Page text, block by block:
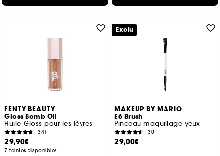
FENTY BEAUTY
Gloss Bomb Oil
Huile-Gloss pour les lèvres
341
29,90€
7 teintes disponibles
MAKEUP BY MARIO
E6 Brush
Pinceau maquillage yeux
30
29,00€
Exclu